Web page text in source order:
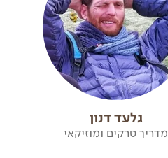
גלעד דנון
מדריך טרקים ומוזיקאי